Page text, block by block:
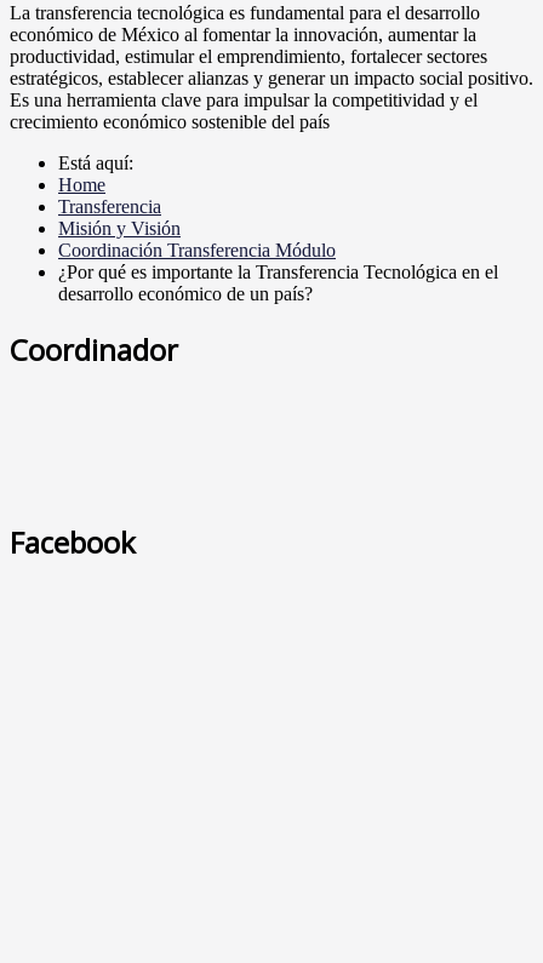
La transferencia tecnológica es fundamental para el desarrollo
económico de México al fomentar la innovación, aumentar la
productividad, estimular el emprendimiento, fortalecer sectores
estratégicos, establecer alianzas y generar un impacto social positivo.
Es una herramienta clave para impulsar la competitividad y el
crecimiento económico sostenible del país
Está aquí:
Home
Transferencia
Misión y Visión
Coordinación Transferencia Módulo
¿Por qué es importante la Transferencia Tecnológica en el
desarrollo económico de un país?
Coordinador
Facebook